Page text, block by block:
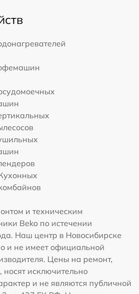
и техническим
Beko по истечении
Наш центр в Новосибирске
и не имеет официальной
Цены на ремонт,
исключительно
и не являются публичной